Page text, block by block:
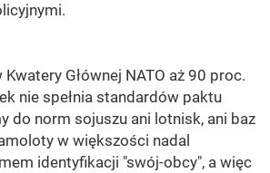
Głównej NATO aż 90 proc.
nie spełnia standardów paktu
do norm sojuszu ani lotnisk, ani baz
w większości nadal
identyfikacji "swój-obcy", a więc